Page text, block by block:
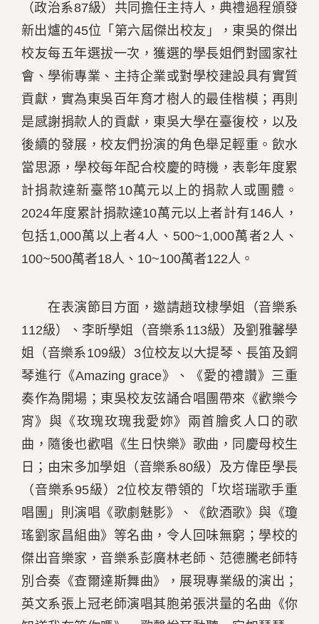
（政治系87級）共同擔任主持人，典禮過程頒發
新出爐的45位「第六屆傑出校友」，東吳的傑出
校友每五年選拔一次，獲選的學長姐們對國家社
會、學術專業、主持企業或對學校建設具有實質
貢獻，實為東吳百年育才樹人的最佳楷模；再則
是感謝捐款人的貢獻，東吳大學在臺復校，以及
後續的發展，校友們扮演的角色舉足輕重。飲水
當思源，學校每年配合校慶的時機，表彰年度累
計捐款達新臺幣10萬元以上的捐款人或團體。
2024年度累計捐款達10萬元以上者計有146人，
包括1,000萬以上者4人、500~1,000萬者2人、
100~500萬者18人、10~100萬者122人。
在表演節目方面，邀請趙玟棣學姐（音樂系
112級）、李昕學姐（音樂系113級）及劉雅馨學
姐（音樂系109級）3位校友以大提琴、長笛及鋼
琴進行《Amazing grace》、《愛的禮讚》三重
奏作為開場；東吳校友弦誦合唱團帶來《歡樂今
宵》與《玫瑰玫瑰我愛妳》兩首膾炙人口的歌
曲，隨後也歡唱《生日快樂》歌曲，同慶母校生
日；由宋多加學姐（音樂系80級）及方偉臣學長
（音樂系95級）2位校友帶領的「坎塔瑞歌手重
唱團」則演唱《歌劇魅影》、《飲酒歌》與《瓊
瑤劉家昌組曲》等名曲，令人回味無窮；學校的
傑出音樂家，音樂系彭廣林老師、范德騰老師特
別合奏《查爾達斯舞曲》，展現專業級的演出；
英文系張上冠老師演唱其胞弟張洪量的名曲《你